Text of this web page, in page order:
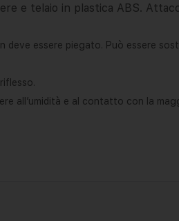
e telaio in plastica ABS.
deve essere piegato. Può essere
all’umidità e al contatto con la